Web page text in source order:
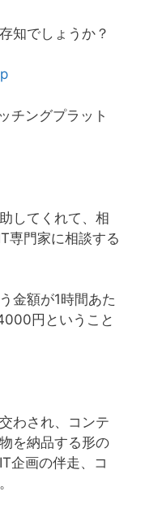
知でしょうか？
チングプラット
してくれて、相
専門家に相談する
金額が1時間あた
円ということ
わされ、コンテ
を納品する形の
企画の伴走、コ